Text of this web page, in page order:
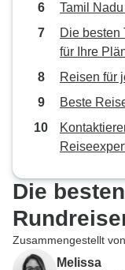
Tamil
Die besten
für Ihre
Reisen für
Beste
Die
Zusammengestellt von
Melissa